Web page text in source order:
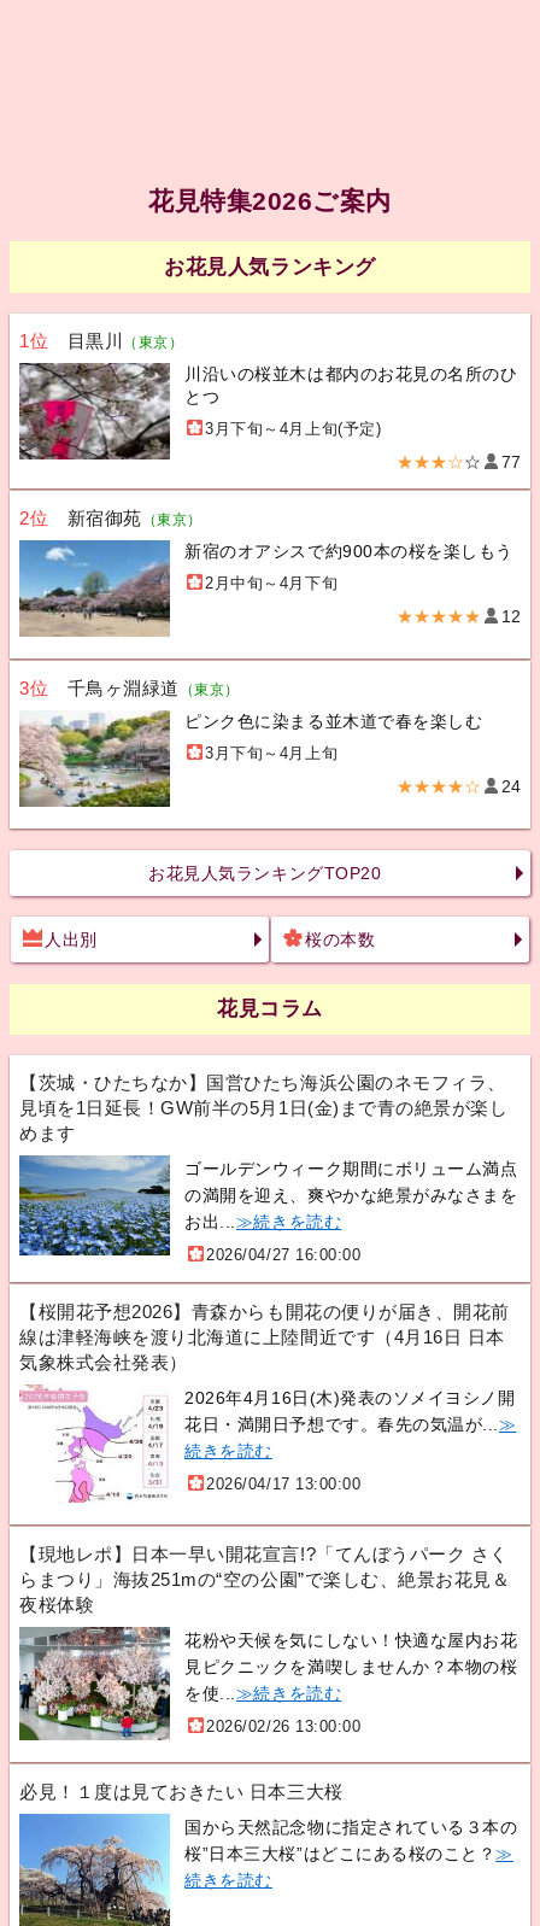
花見特集2026ご案内
お花見人気ランキング
1位 目黒川 （東京）
川沿いの桜並木は都内のお花見の名所のひ
とつ
3月下旬～4月上旬(予定)
★★★☆☆ 77
2位 新宿御苑 （東京）
新宿のオアシスで約900本の桜を楽しもう
2月中旬～4月下旬
★★★★★ 12
3位 千鳥ヶ淵緑道 （東京）
ピンク色に染まる並木道で春を楽しむ
3月下旬～4月上旬
★★★★☆ 24
お花見人気ランキングTOP20
人出別 桜の本数
花見コラム
【茨城・ひたちなか】国営ひたち海浜公園のネモフィラ、
見頃を1日延長！GW前半の5月1日(金)まで青の絶景が楽し
めます
ゴールデンウィーク期間にボリューム満点
の満開を迎え、爽やかな絶景がみなさまを
お出... ≫続きを読む
2026/04/27 16:00:00
【桜開花予想2026】青森からも開花の便りが届き、開花前
線は津軽海峡を渡り北海道に上陸間近です（4月16日 日本
気象株式会社発表）
2026年4月16日(木)発表のソメイヨシノ開
花日・満開日予想です。春先の気温が... ≫
続きを読む
2026/04/17 13:00:00
【現地レポ】日本一早い開花宣言!?「てんぼうパーク さく
らまつり」海抜251mの“空の公園”で楽しむ、絶景お花見＆
夜桜体験
花粉や天候を気にしない！快適な屋内お花
見ピクニックを満喫しませんか？本物の桜
を使... ≫続きを読む
2026/02/26 13:00:00
必見！１度は見ておきたい 日本三大桜
国から天然記念物に指定されている３本の
桜”日本三大桜”はどこにある桜のこと？≫
続きを読む